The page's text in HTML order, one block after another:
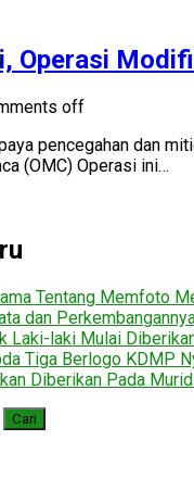
Operasi
off
pencegahan dan
(OMC) Operasi ini…
Tentang Memfoto
dan
Laki-laki Mulai
Tiga Berlogo KDMP
Diberikan Pada